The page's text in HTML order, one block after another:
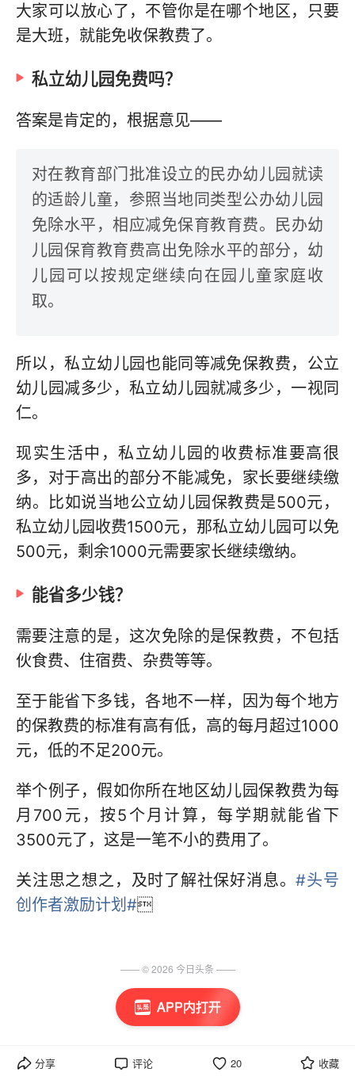
APP内打开
大家可以放心了，不管你是在哪个地区，只要
是大班，就能免收保教费了。
私立幼儿园免费吗？
答案是肯定的，根据意见——
对在教育部门批准设立的民办幼儿园就读
的适龄儿童，参照当地同类型公办幼儿园
免除水平，相应减免保育教育费。民办幼
儿园保育教育费高出免除水平的部分，幼
儿园可以按规定继续向在园儿童家庭收
取。
所以，私立幼儿园也能同等减免保教费，公立
幼儿园减多少，私立幼儿园就减多少，一视同
仁。
现实生活中，私立幼儿园的收费标准要高很
多，对于高出的部分不能减免，家长要继续缴
纳。比如说当地公立幼儿园保教费是500元，
私立幼儿园收费1500元，那私立幼儿园可以免
500元，剩余1000元需要家长继续缴纳。
能省多少钱？
需要注意的是，这次免除的是保教费，不包括
伙食费、住宿费、杂费等等。
至于能省下多钱，各地不一样，因为每个地方
的保教费的标准有高有低，高的每月超过1000
元，低的不足200元。
举个例子，假如你所在地区幼儿园保教费为每
月700元，按5个月计算，每学期就能省下
3500元了，这是一笔不小的费用了。
关注思之想之，及时了解社保好消息。#头号
创作者激励计划#
分享 评论 20 收藏
—— ©2026 今日头条 ——